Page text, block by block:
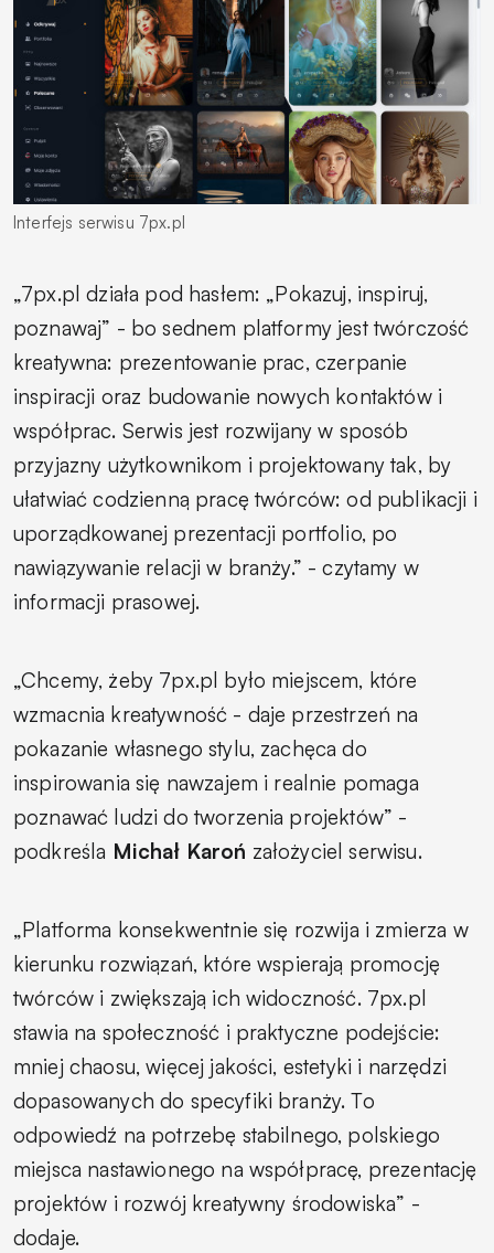
Interfejs serwisu 7px.pl
„7px.pl działa pod hasłem: „Pokazuj, inspiruj,
poznawaj” - bo sednem platformy jest twórczość
kreatywna: prezentowanie prac, czerpanie
inspiracji oraz budowanie nowych kontaktów i
współprac. Serwis jest rozwijany w sposób
przyjazny użytkownikom i projektowany tak, by
ułatwiać codzienną pracę twórców: od publikacji i
uporządkowanej prezentacji portfolio, po
nawiązywanie relacji w branży.” - czytamy w
informacji prasowej.
„Chcemy, żeby 7px.pl było miejscem, które
wzmacnia kreatywność - daje przestrzeń na
pokazanie własnego stylu, zachęca do
inspirowania się nawzajem i realnie pomaga
poznawać ludzi do tworzenia projektów” -
podkreśla Michał Karoń założyciel serwisu.
„Platforma konsekwentnie się rozwija i zmierza w
kierunku rozwiązań, które wspierają promocję
twórców i zwiększają ich widoczność. 7px.pl
stawia na społeczność i praktyczne podejście:
mniej chaosu, więcej jakości, estetyki i narzędzi
dopasowanych do specyfiki branży. To
odpowiedź na potrzebę stabilnego, polskiego
miejsca nastawionego na współpracę, prezentację
projektów i rozwój kreatywny środowiska” -
dodaje.